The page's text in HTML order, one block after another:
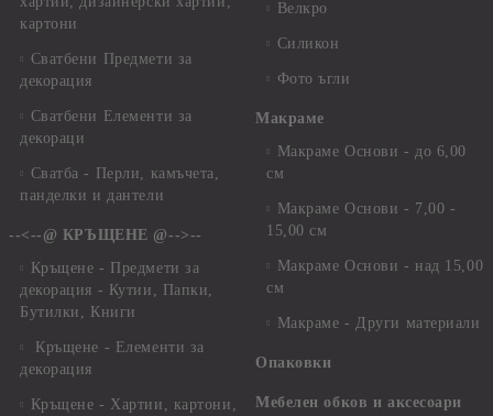
картони
Сватбени Предмети за
декорация
Сватбени Елементи за
декораци
Сватба - Перли, камъчета,
панделки и дантели
--<--@ КРЪЩЕНЕ @-->--
Кръщене - Предмети за
декорация - Кутии, Папки,
Бутилки, Книги
Кръщене - Елементи за
декорация
Кръщене - Хартии, картони,
Велкро
Силикон
Фото ъгли
Макраме
Макраме Основи - до 6,00
см
Макраме Основи - 7,00 -
15,00 см
Макраме Основи - над 15,00
см
Макраме - Други материали
Опаковки
Мебелен обков и аксесоари